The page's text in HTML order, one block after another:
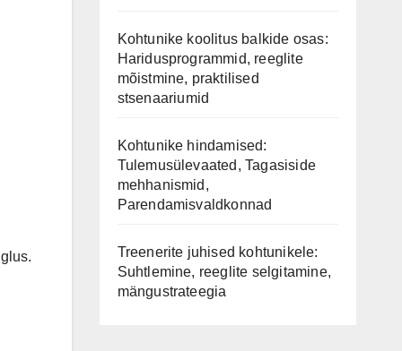
Kohtunike koolitus balkide osas:
Haridusprogrammid, reeglite
mõistmine, praktilised
stsenaariumid
Kohtunike hindamised:
Tulemusülevaated, Tagasiside
mehhanismid,
Parendamisvaldkonnad
Treenerite juhised kohtunikele:
Suhtlemine, reeglite selgitamine,
mängustrateegia